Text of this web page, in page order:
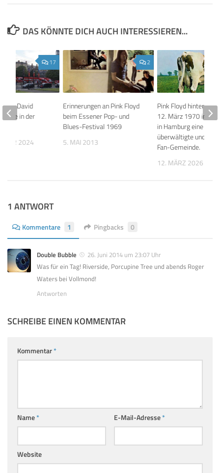
DAS KÖNNTE DICH AUCH INTERESSIEREN...
2
Erinnerungen an Pink Floyd
beim Essener Pop- und
Blues-Festival 1969
5. MAI 2013
Pink Floyd
12. März 1970 im
in Hamburg eine
überwältigte und
Fan-Gemeinde.
12. MÄRZ 2026
17
für David
in der
2024
1 ANTWORT
Kommentare 1 Pingbacks 0
Double Bubble
26. Juni 2014 um 23:07 Uhr
Was für ein Tag! Riverside, Porcupine Tree und abends Roger
Waters bei Vollmond!
Antworten
SCHREIBE EINEN KOMMENTAR
Kommentar*
Name* E-Mail-Adresse*
Website